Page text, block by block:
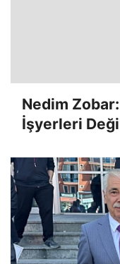
Nedim
İşyerleri